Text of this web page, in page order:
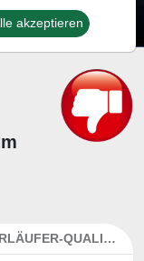
DAUERLÄUFER-QUALITÄTEN
akzeptieren